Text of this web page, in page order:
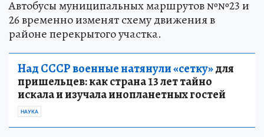
Автобусы муниципальных маршрутов №№23 и
26 временно изменят схему движения в
районе перекрытого участка.
Над СССР военные натянули «сетку»для
пришельцев: как страна 13 лет тайно
искала и изучала инопланетных гостей
НАУКА